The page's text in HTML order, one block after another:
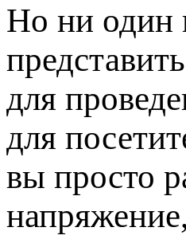
Но ни один
для
для
вы просто